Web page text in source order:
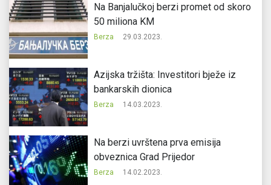
Na Banjalučkoj berzi promet od skoro
50 miliona KM
Berza 29.03.2023.
Azijska tržišta: Investitori bježe iz
bankarskih dionica
Berza 14.03.2023.
Na berzi uvrštena prva emisija
obveznica Grad Prijedor
Berza 14.02.2023.